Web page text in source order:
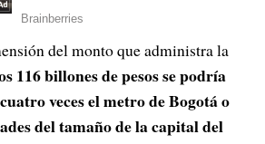
del monto que administra la
116 billones de pesos se podría
veces el metro de Bogotá o
del tamaño de la capital del